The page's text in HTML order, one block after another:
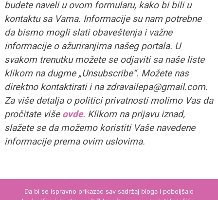
budete naveli u ovom formularu, kako bi bili u
kontaktu sa Vama. Informacije su nam potrebne
da bismo mogli slati obaveštenja i važne
informacije o ažuriranjima našeg portala. U
svakom trenutku možete se odjaviti sa naše liste
klikom na dugme „Unsubscribe“. Možete nas
direktno kontaktirati i na zdravailepa@gmail.com.
Za više detalja o politici privatnosti molimo Vas da
pročitate više ovde. Klikom na prijavu iznad,
slažete se da možemo koristiti Vaše navedene
informacije prema ovim uslovima.
Da bi se ispravno prikazao sav sadržaj bloga i poboljšalo